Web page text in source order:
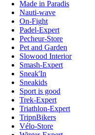
Made in Paradis
Nauti-wave
On-Fight
Padel-Expert
Pecheur-Store
Pet and Garden
Slowood Interior
Smash-Expert
Sneak'In
Sneakids
Sport is good
Trek-Expert
Triathlon-Expert
TripnBikers
Vélo-Store